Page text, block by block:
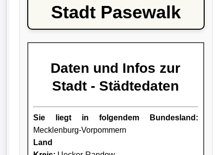
Stadt Pasewalk
Daten und Infos zur
Stadt - Städtedaten
Sie liegt in folgendem Bundesland:
Mecklenburg-Vorpommern
Land